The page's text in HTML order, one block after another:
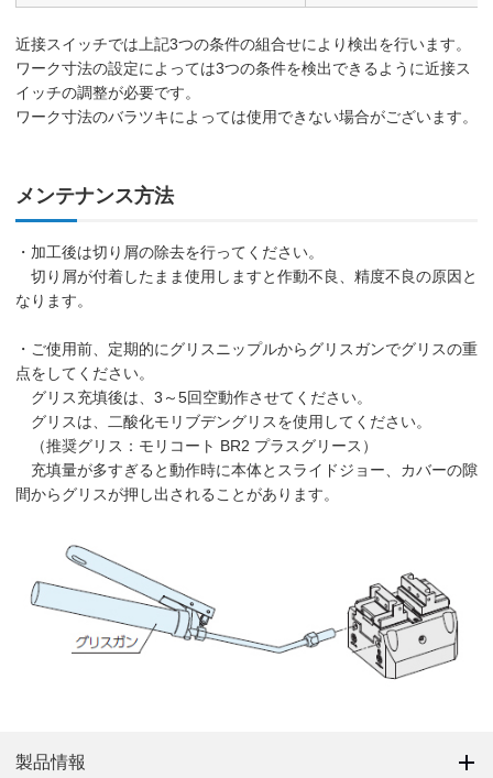
近接スイッチでは上記3つの条件の組合せにより検出を行います。
ワーク寸法の設定によっては3つの条件を検出できるように近接ス
イッチの調整が必要です。
ワーク寸法のバラツキによっては使用できない場合がございます。
メンテナンス方法
・加工後は切り屑の除去を行ってください。
切り屑が付着したまま使用しますと作動不良、精度不良の原因と
なります。
・ご使用前、定期的にグリスニップルからグリスガンでグリスの重
点をしてください。
グリス充填後は、3～5回空動作させてください。
グリスは、二酸化モリブデングリスを使用してください。
（推奨グリス：モリコート BR2 プラスグリース）
充填量が多すぎると動作時に本体とスライドジョー、カバーの隙
間からグリスが押し出されることがあります。
製品情報